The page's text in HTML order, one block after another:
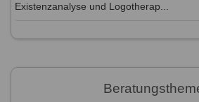
Existenzanalyse und Logotherap...